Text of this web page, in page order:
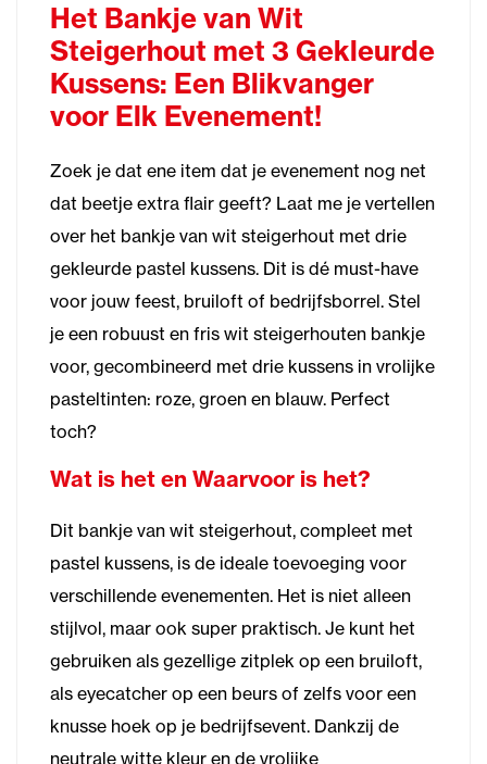
Het Bankje van Wit
Steigerhout met 3 Gekleurde
Kussens: Een Blikvanger
voor Elk Evenement!
Zoek je dat ene item dat je evenement nog net
dat beetje extra flair geeft? Laat me je vertellen
over het bankje van wit steigerhout met drie
gekleurde pastel kussens. Dit is dé must-have
voor jouw feest, bruiloft of bedrijfsborrel. Stel
je een robuust en fris wit steigerhouten bankje
voor, gecombineerd met drie kussens in vrolijke
pasteltinten: roze, groen en blauw. Perfect
toch?
Wat is het en Waarvoor is het?
Dit bankje van wit steigerhout, compleet met
pastel kussens, is de ideale toevoeging voor
verschillende evenementen. Het is niet alleen
stijlvol, maar ook super praktisch. Je kunt het
gebruiken als gezellige zitplek op een bruiloft,
als eyecatcher op een beurs of zelfs voor een
knusse hoek op je bedrijfsevent. Dankzij de
neutrale witte kleur en de vrolijke